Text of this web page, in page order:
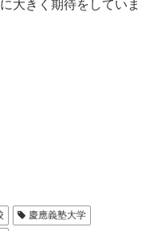
大きく期待をしていま
慶應義塾大学